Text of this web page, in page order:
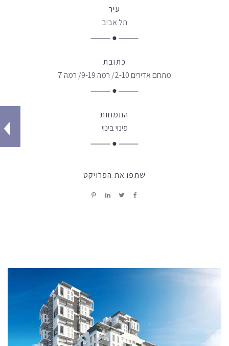
עיר
תל אביב
כתובת
מתחם אדירים 2-10/ רמה 9-19/ רמה 7
התמחות
פינוי בינוי
שתפו את הפרויקט